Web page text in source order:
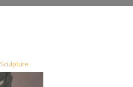
Sculpture